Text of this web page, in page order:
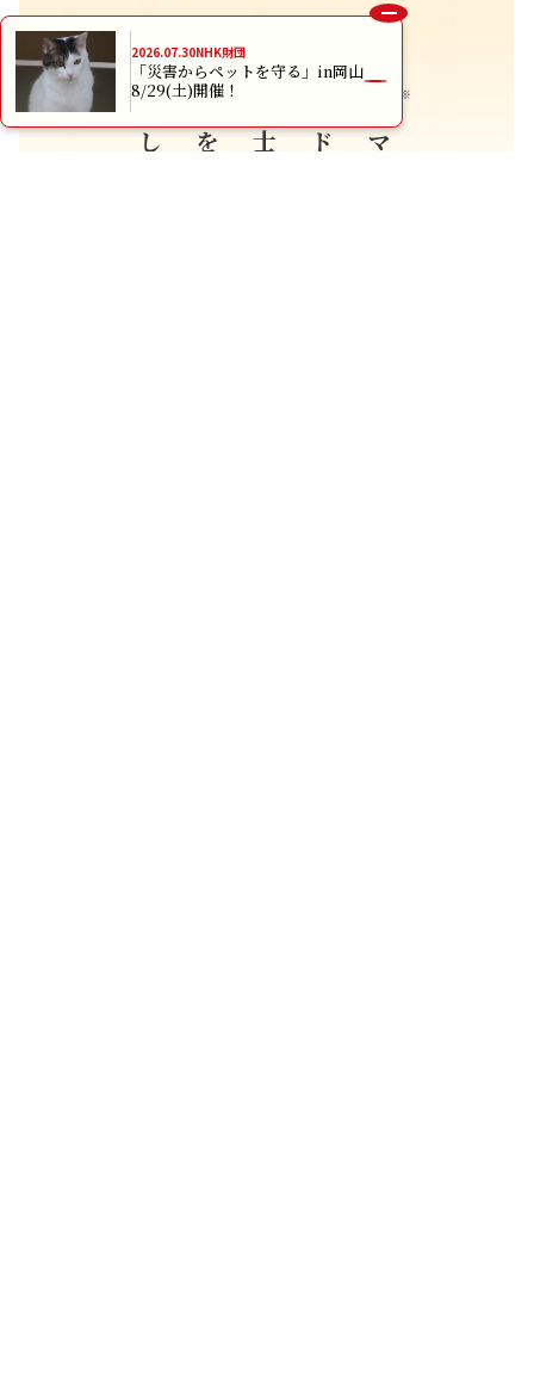
テリ ※
インドネシアの
介護士に
感謝をすれば
抱擁してくる
2026.07.30NHK財団
「災害からペットを守る」in岡山
8/29(土)開催！